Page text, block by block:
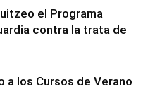
el Programa
contra la trata de
a los Cursos de Verano